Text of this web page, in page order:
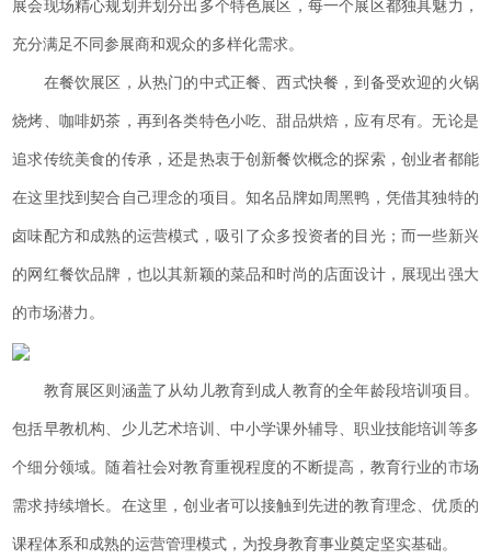
展会现场精心规划并划分出多个特色展区，每一个展区都独具魅力，
充分满足不同参展商和观众的多样化需求。
在餐饮展区，从热门的中式正餐、西式快餐，到备受欢迎的火锅
烧烤、咖啡奶茶，再到各类特色小吃、甜品烘焙，应有尽有。无论是
追求传统美食的传承，还是热衷于创新餐饮概念的探索，创业者都能
在这里找到契合自己理念的项目。知名品牌如周黑鸭，凭借其独特的
卤味配方和成熟的运营模式，吸引了众多投资者的目光；而一些新兴
的网红餐饮品牌，也以其新颖的菜品和时尚的店面设计，展现出强大
的市场潜力。
教育展区则涵盖了从幼儿教育到成人教育的全年龄段培训项目。
包括早教机构、少儿艺术培训、中小学课外辅导、职业技能培训等多
个细分领域。随着社会对教育重视程度的不断提高，教育行业的市场
需求持续增长。在这里，创业者可以接触到先进的教育理念、优质的
课程体系和成熟的运营管理模式，为投身教育事业奠定坚实基础。